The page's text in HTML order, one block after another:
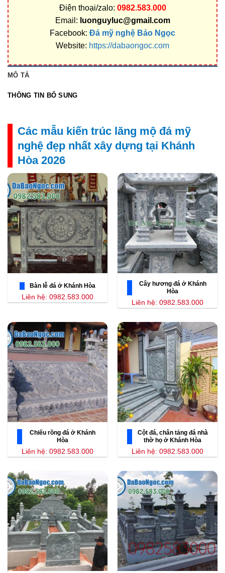
Điện thoại/zalo: 0982.583.000
Email: luonguyluc@gmail.com
Facebook: Đá mỹ nghệ Bảo Ngọc
Website: https://dabaongoc.com
MÔ TẢ
THÔNG TIN BỔ SUNG
Các mẫu kiến trúc lăng mộ đá mỹ
nghệ đẹp nhất xây dựng tại Khánh
Hòa 2026
Bàn lễ đá ở Khánh Hòa
Liên hệ: 0982.583.000
Cây hương đá ở Khánh
Hòa
Liên hệ: 0982.583.000
Chiếu rồng đá ở Khánh
Hòa
Liên hệ: 0982.583.000
Cột đá, chân tảng đá nhà
thờ họ ở Khánh Hòa
Liên hệ: 0982.583.000